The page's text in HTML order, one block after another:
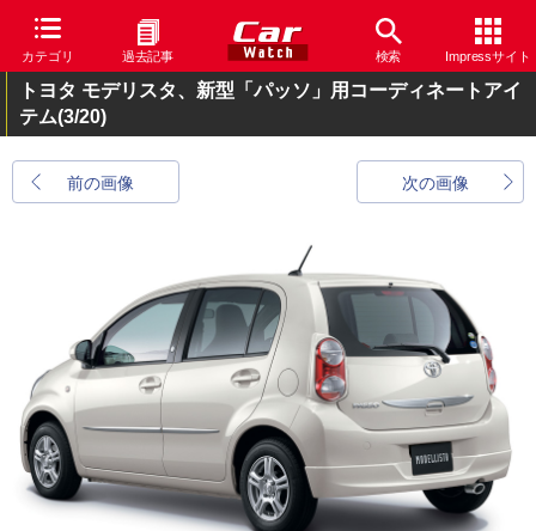
カテゴリ 過去記事 検索 Impressサイト
トヨタ モデリスタ、新型「パッソ」用コーディネートアイ
テム(3/20)
前の画像 次の画像